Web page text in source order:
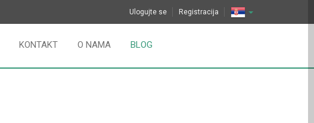
Ulogujte se Registracija
KONTAKT O NAMA BLOG